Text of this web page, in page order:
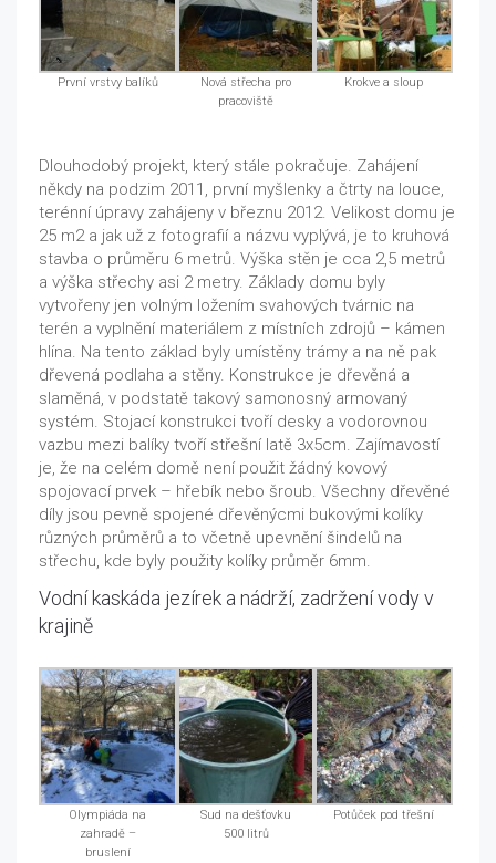
První vrstvy balíků
Nová střecha pro
pracoviště
Krokve a sloup
Dlouhodobý projekt, který stále pokračuje. Zahájení
někdy na podzim 2011, první myšlenky a čtrty na louce,
terénní úpravy zahájeny v březnu 2012. Velikost domu je
25 m2 a jak už z fotografií a názvu vyplývá, je to kruhová
stavba o průměru 6 metrů. Výška stěn je cca 2,5 metrů
a výška střechy asi 2 metry. Základy domu byly
vytvořeny jen volným ložením svahových tvárnic na
terén a vyplnění materiálem z místních zdrojů – kámen
hlína. Na tento základ byly umístěny trámy a na ně pak
dřevená podlaha a stěny. Konstrukce je dřevěná a
slaměná, v podstatě takový samonosný armovaný
systém. Stojací konstrukci tvoří desky a vodorovnou
vazbu mezi balíky tvoří střešní latě 3x5cm. Zajímavostí
je, že na celém domě není použit žádný kovový
spojovací prvek – hřebík nebo šroub. Všechny dřevěné
díly jsou pevně spojené dřevěnýcmi bukovými kolíky
různých průměrů a to včetně upevnění šindelů na
střechu, kde byly použity kolíky průměr 6mm.
Vodní kaskáda jezírek a nádrží, zadržení vody v
krajině
Olympiáda na
zahradě –
bruslení
Sud na dešťovku
500 litrů
Potůček pod třešní